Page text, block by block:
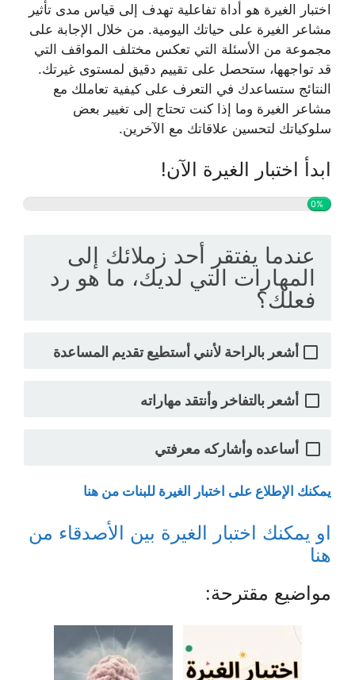
اختبار الغيرة هو أداة تفاعلية تهدف إلى قياس مدى تأثير
مشاعر الغيرة على حياتك اليومية. من خلال الإجابة على
مجموعة من الأسئلة التي تعكس مختلف المواقف التي
قد تواجهها، ستحصل على تقييم دقيق لمستوى غيرتك.
النتائج ستساعدك في التعرف على كيفية تعاملك مع
مشاعر الغيرة وما إذا كنت تحتاج إلى تغيير بعض
سلوكياتك لتحسين علاقاتك مع الآخرين.
ابدأ اختبار الغيرة الآن!
0%
عندما يفتقر أحد زملائك إلى
المهارات التي لديك، ما هو رد
فعلك؟
أشعر بالراحة لأنني أستطيع تقديم المساعدة
أشعر بالتفاخر وأنتقد مهاراته
أساعده وأشاركه معرفتي
يمكنك الإطلاع على اختبار الغيرة للبنات من هنا
او يمكنك اختبار الغيرة بين الأصدقاء من
هنا
مواضيع مقترحة: